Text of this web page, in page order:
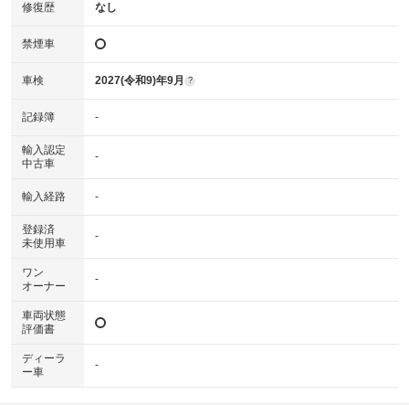
修復歴 なし
禁煙車
車検 2027(令和9)年9月 ?
記録簿 -
輸入認定
中古車
-
輸入経路 -
登録済
未使用車
-
ワン
オーナー
-
車両状態
評価書
ディーラ
ー車
-